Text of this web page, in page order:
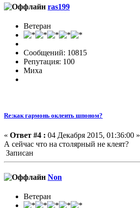
ras199
Ветеран
Сообщений: 10815
Репутация: 100
Миха
Re:как гармонь оклеить шпоном?
« Ответ #4 : 04 Декабря 2015, 01:36:00 »
А сейчас что на столярный не клеят?
Записан
Non
Ветеран